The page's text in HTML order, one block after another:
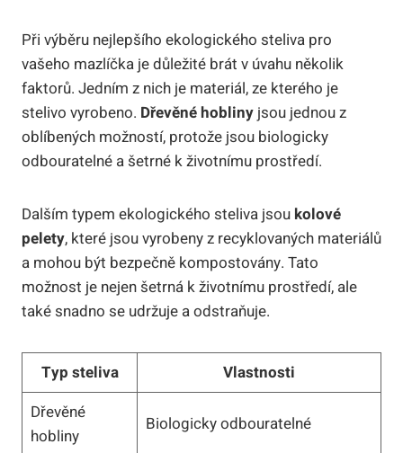
Při výběru nejlepšího ekologického steliva pro
vašeho mazlíčka je důležité brát v úvahu několik
faktorů. Jedním z nich je materiál, ze kterého je
stelivo vyrobeno. Dřevěné hobliny jsou jednou z
oblíbených možností, protože jsou biologicky
odbouratelné a šetrné k životnímu prostředí.
Dalším typem ekologického steliva jsou kolové
pelety, které jsou vyrobeny z recyklovaných materiálů
a mohou být bezpečně kompostovány. Tato
možnost je nejen šetrná k životnímu prostředí, ale
také snadno se udržuje a odstraňuje.
Typ steliva
Vlastnosti
Dřevěné
hobliny
Biologicky odbouratelné